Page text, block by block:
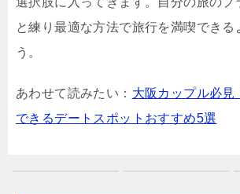
と練り最適な方法で旅行を満喫できる
う。
あわせて読みたい： 大阪カップル必見
できるデートスポットおすすめ5選